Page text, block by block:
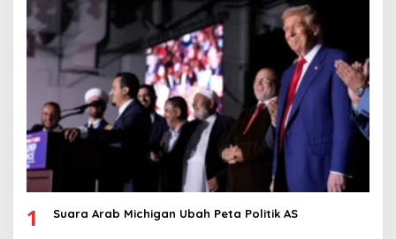
1 Suara Arab Michigan Ubah Peta Politik AS